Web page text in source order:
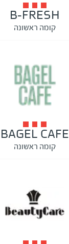
B-FRESH
קומה ראשונה
BAGEL CAFE
קומה ראשונה